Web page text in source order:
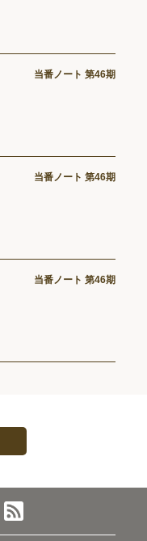
当番ノート 第46期
当番ノート 第46期
当番ノート 第46期